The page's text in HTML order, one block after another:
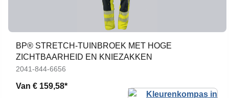
BP® STRETCH-TUINBROEK MET HOGE
ZICHTBAARHEID EN KNIEZAKKEN
2041-844-6656
Van € 159,58*